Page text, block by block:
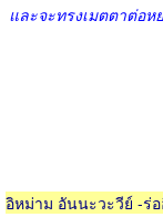
และจะทรงเมตตาต่อ
อิหม่าม อันนะวะวีย์ -ร่